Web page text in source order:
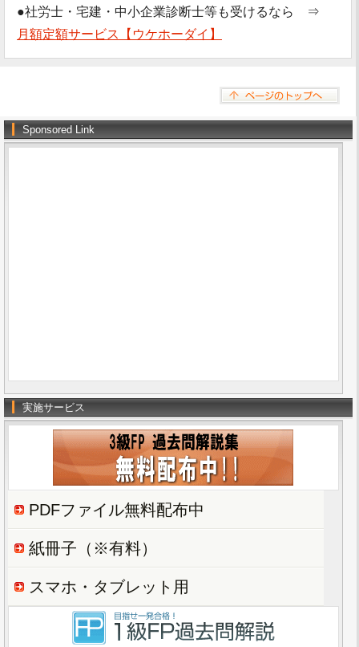
●社労士・宅建・中小企業診断士等も受けるなら ⇒
月額定額サービス【ウケホーダイ】
Sponsored Link
実施サービス
PDFファイル無料配布中
紙冊子（※有料）
スマホ・タブレット用